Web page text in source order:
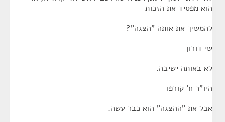
הוא מפסיד את הזכות
להמשיך את אותה "הצגה"?
שי דורון
לא באותה ישיבה.
היו"ר ח' קורפו
אבל את "ההצגה" הוא כבר עשה.